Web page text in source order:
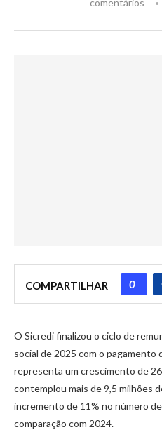
comentários
COMPARTILHAR 0
O Sicredi finalizou o ciclo de
social de 2025 com o pagamento
representa um crescimento de
contemplou mais de 9,5 milhões
incremento de 11% no número
comparação com 2024.